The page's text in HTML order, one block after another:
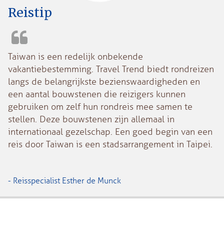
Reistip
Taiwan is een redelijk onbekende
vakantiebestemming. Travel Trend biedt rondreizen
langs de belangrijkste bezienswaardigheden en
een aantal bouwstenen die reizigers kunnen
gebruiken om zelf hun rondreis mee samen te
stellen. Deze bouwstenen zijn allemaal in
internationaal gezelschap. Een goed begin van een
reis door Taiwan is een stadsarrangement in Taipei.
- Reisspecialist Esther de Munck